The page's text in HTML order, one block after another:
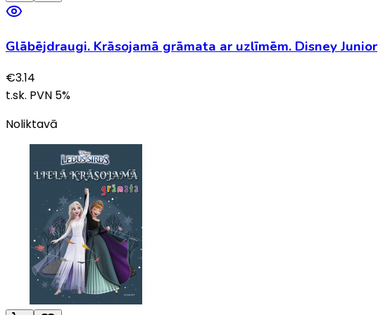
Glābējdraugi. Krāsojamā grāmata ar uzlīmēm. Disney Junior
€3.14
t.sk. PVN 5%
Noliktavā